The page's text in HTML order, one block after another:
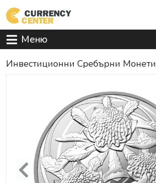
Меню
Инвестиционни Сребърни Монети
Previous